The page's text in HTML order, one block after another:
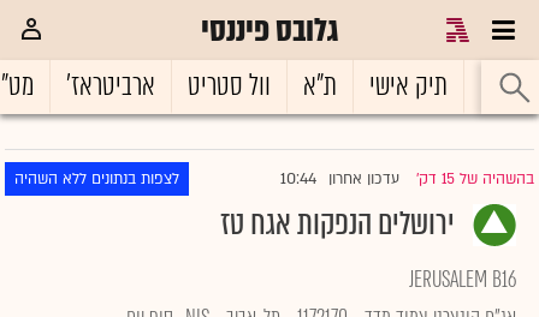
גלובס פיננסי
ראשי תיק אישי ת"א וול סטריט ארביטראז'
בהשהיה של 15 דק' |עדכון אחרון 10:44 לצפות בנתונים ללא השהיה
ירושלים הנפקות אגח טז
JERUSALEM B16